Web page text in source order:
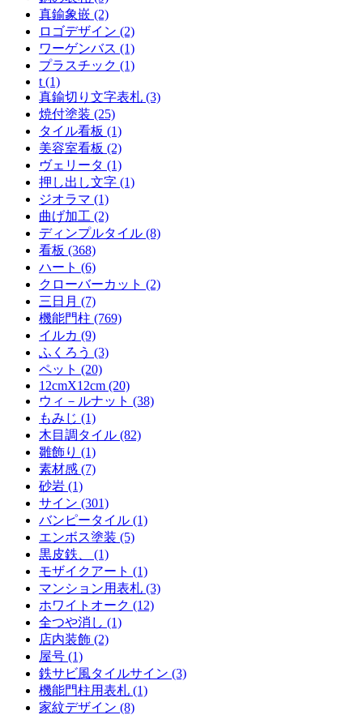
真鍮象嵌 (2)
ロゴデザイン (2)
ワーゲンバス (1)
プラスチック (1)
t (1)
真鍮切り文字表札 (3)
焼付塗装 (25)
タイル看板 (1)
美容室看板 (2)
ヴェリータ (1)
押し出し文字 (1)
ジオラマ (1)
曲げ加工 (2)
ディンプルタイル (8)
看板 (368)
ハート (6)
クローバーカット (2)
三日月 (7)
機能門柱 (769)
イルカ (9)
ふくろう (3)
ペット (20)
12cmX12cm (20)
ウィ－ルナット (38)
もみじ (1)
木目調タイル (82)
雛飾り (1)
素材感 (7)
砂岩 (1)
サイン (301)
バンピータイル (1)
エンボス塗装 (5)
黒皮鉄、 (1)
モザイクアート (1)
マンション用表札 (3)
ホワイトオーク (12)
全つや消し (1)
店内装飾 (2)
屋号 (1)
鉄サビ風タイルサイン (3)
機能門柱用表札 (1)
家紋デザイン (8)